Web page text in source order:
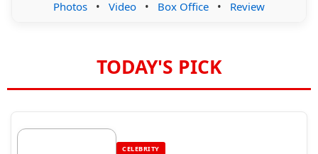
Photos • Video • Box Office • Review
TODAY'S PICK
CELEBRITY